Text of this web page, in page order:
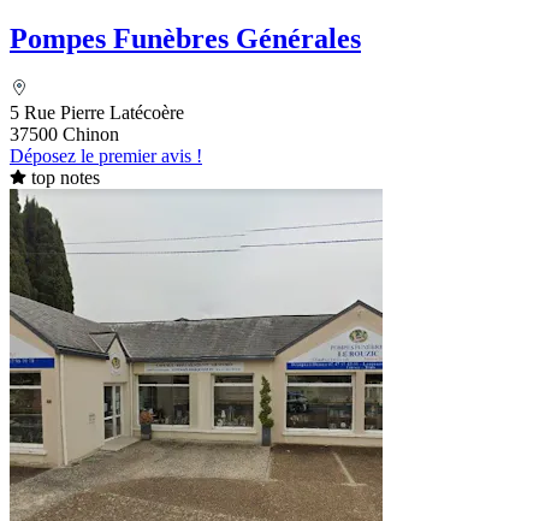
Pompes Funèbres Générales
5 Rue Pierre Latécoère
37500 Chinon
Déposez le premier avis !
top notes